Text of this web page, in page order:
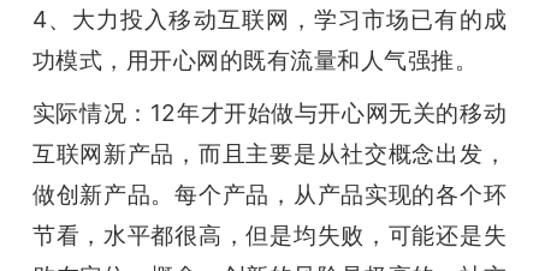
4、大力投入移动互联网，学习市场已有的成
功模式，用开心网的既有流量和人气强推。
实际情况：12年才开始做与开心网无关的移动
互联网新产品，而且主要是从社交概念出发，
做创新产品。每个产品，从产品实现的各个环
节看，水平都很高，但是均失败，可能还是失